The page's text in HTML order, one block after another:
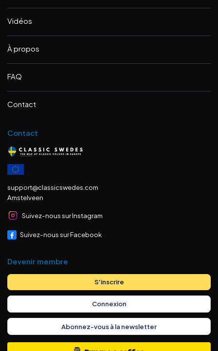
Vidéos
À propos
FAQ
Contact
Contact
support@classicswedes.com
Amstelveen
Suivez-nous sur Instagram
Suivez-nous sur Facebook
Devenir membre
S'inscrire
Connexion
Abonnez-vous à la newsletter